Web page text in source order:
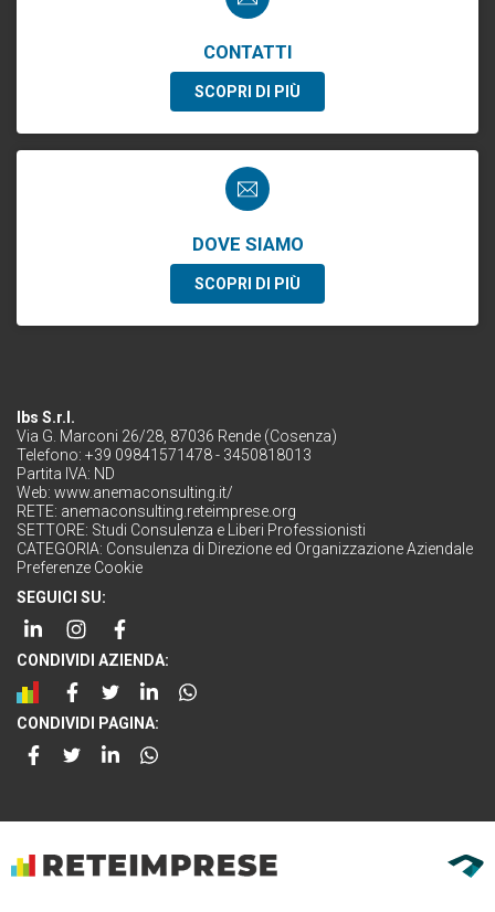
CONTATTI
SCOPRI DI PIÙ
DOVE SIAMO
SCOPRI DI PIÙ
Ibs S.r.l.
Via G. Marconi 26/28, 87036 Rende (Cosenza)
Telefono: +39 09841571478 - 3450818013
Partita IVA: ND
Web: www.anemaconsulting.it/
RETE: anemaconsulting.reteimprese.org
SETTORE: Studi Consulenza e Liberi Professionisti
CATEGORIA: Consulenza di Direzione ed Organizzazione Aziendale
Preferenze Cookie
SEGUICI SU:
CONDIVIDI AZIENDA:
CONDIVIDI PAGINA: